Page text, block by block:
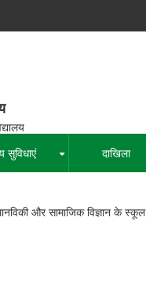
सुविधाएं दाखिला
और सामाजिक विज्ञान के स्कूल